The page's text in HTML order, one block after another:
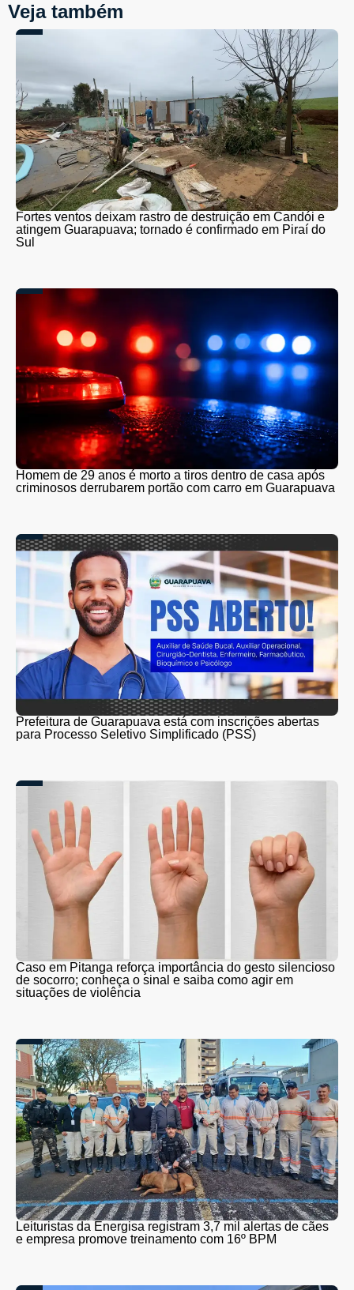
Veja também
Fortes ventos deixam rastro de destruição em Candói e
atingem Guarapuava; tornado é confirmado em Piraí do
Sul
Homem de 29 anos é morto a tiros dentro de casa após
criminosos derrubarem portão com carro em Guarapuava
Prefeitura de Guarapuava está com inscrições abertas
para Processo Seletivo Simplificado (PSS)
Caso em Pitanga reforça importância do gesto silencioso
de socorro; conheça o sinal e saiba como agir em
situações de violência
Leituristas da Energisa registram 3,7 mil alertas de cães
e empresa promove treinamento com 16º BPM